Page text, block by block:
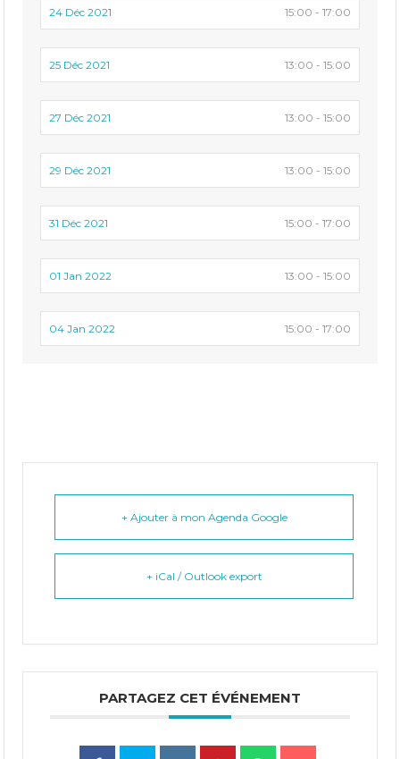
24 Déc 2021 15:00 - 17:00
25 Déc 2021 13:00 - 15:00
27 Déc 2021 13:00 - 15:00
29 Déc 2021 13:00 - 15:00
31 Déc 2021 15:00 - 17:00
01 Jan 2022 13:00 - 15:00
04 Jan 2022 15:00 - 17:00
+ Ajouter à mon Agenda Google
+ iCal / Outlook export
PARTAGEZ CET ÉVÉNEMENT